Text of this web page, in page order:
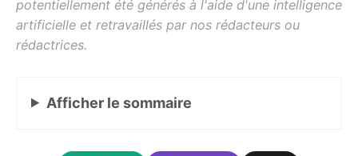
Afficher le sommaire